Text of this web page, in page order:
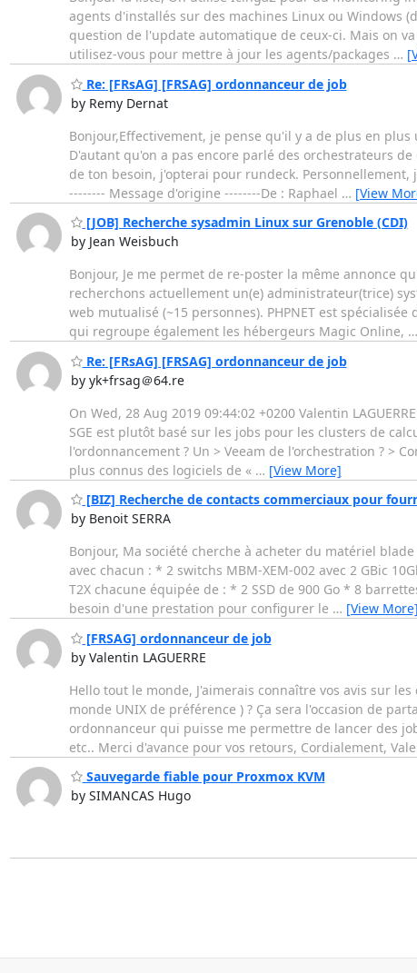
agents d'installés sur des machines Linux ou Windows
question de l'update automatique de ceux-ci. Mais on
utilisez-vous pour mettre à jour les agents/packages …
Re: [FRsAG] [FRSAG] ordonnanceur de job
by Remy Dernat
Bonjour,Effectivement, je pense qu'il y a de plus en
D'autant qu'on a pas encore parlé des orchestrateurs
de ton besoin, j'opterai pour rundeck. Personnellement,
-------- Message d'origine --------De : Raphael … [View
[JOB] Recherche sysadmin Linux sur Grenoble (CDI)
by Jean Weisbuch
Bonjour, Je me permet de re-poster la même annonce
recherchons actuellement un(e) administrateur(trice)
web mutualisé (~15 personnes). PHPNET est
qui regroupe également les hébergeurs Magic Online, …
Re: [FRsAG] [FRSAG] ordonnanceur de job
by yk+frsag＠64.re
On Wed, 28 Aug 2019 09:44:02 +0200 Valentin
SGE est plutôt basé sur les jobs pour les clusters de
l'ordonnancement ? Un > Veeam de l'orchestration ? >
plus connus des logiciels de « … [View More]
[BIZ] Recherche de contacts commerciaux pour
by Benoit SERRA
Bonjour, Ma société cherche à acheter du matériel
avec chacun : * 2 switchs MBM-XEM-002 avec 2 GBic
T2X chacune équipée de : * 2 SSD de 900 Go * 8
besoin d'une prestation pour configurer le … [View More]
[FRSAG] ordonnanceur de job
by Valentin LAGUERRE
Hello tout le monde, J'aimerais connaître vos avis sur
monde UNIX de préférence ) ? Ça sera l'occasion de
ordonnanceur qui puisse me permettre de lancer des
etc.. Merci d'avance pour vos retours, Cordialement,
Sauvegarde fiable pour Proxmox KVM
by SIMANCAS Hugo